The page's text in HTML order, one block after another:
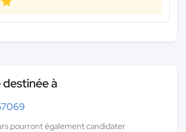
à
pourront également candidater